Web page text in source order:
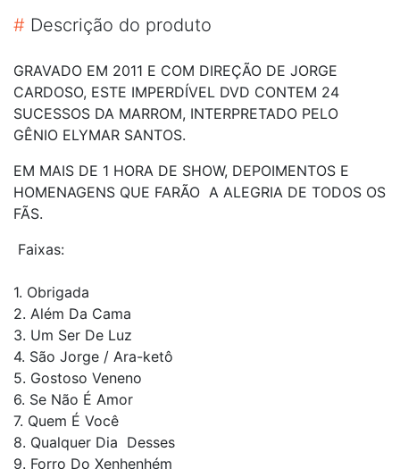
# Descrição do produto
GRAVADO EM 2011 E COM DIREÇÃO DE JORGE
CARDOSO, ESTE IMPERDÍVEL DVD CONTEM 24
SUCESSOS DA MARROM, INTERPRETADO PELO
GÊNIO ELYMAR SANTOS.
EM MAIS DE 1 HORA DE SHOW, DEPOIMENTOS E
HOMENAGENS QUE FARÃO A ALEGRIA DE TODOS OS
FÃS.
Faixas:
1. Obrigada
2. Além Da Cama
3. Um Ser De Luz
4. São Jorge / Ara-ketô
5. Gostoso Veneno
6. Se Não É Amor
7. Quem É Você
8. Qualquer Dia Desses
9. Forro Do Xenhenhém